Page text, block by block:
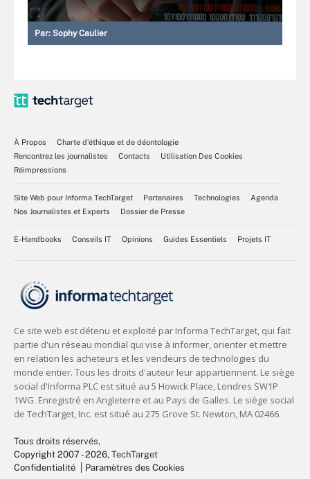
Par: Sophy Caulier
À Propos
Charte d’éthique et de déontologie
Rencontrez les journalistes
Contacts
Utilisation Des Cookies
Réimpressions
Site Web pour Informa TechTarget Partenaires Technologies
Agenda
Nos Journalistes et Experts
Dossier de Presse
E-Handbooks Conseils IT Opinions Guides Essentiels Projets IT
Tous droits réservés,
Copyright 2007 - 2026, TechTarget
Confidentialité
Paramètres des Cookies